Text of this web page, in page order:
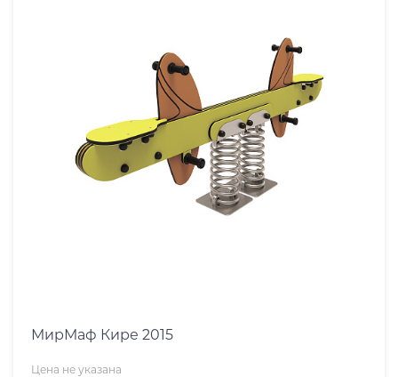
МирМаф Кире 2015
Цена не указана